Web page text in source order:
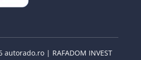
| RAFADOM INVEST